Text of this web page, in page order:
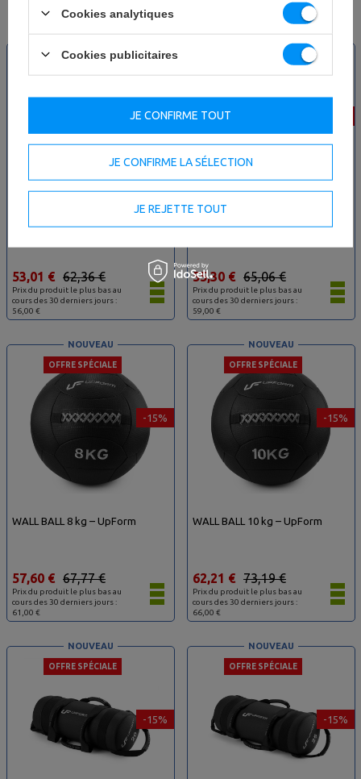
-15%
OFFRE SPÉCIALE
Prix du produit le plus bas au
cours des 30 derniers jours :
56,00 €
62,36 €
53,01 €
OFFRE SPÉCIALE
NOUVEAU
Prix du produit le plus bas au
cours des 30 derniers jours :
59,00 €
65,06 €
55,30 €
-15%
OFFRE SPÉCIALE
NOUVEAU
WALL BALL 8 kg – UpForm
Prix du produit le plus bas au
cours des 30 derniers jours :
61,00 €
67,77 €
57,60 €
-15%
OFFRE SPÉCIALE
NOUVEAU
WALL BALL 10 kg – UpForm
Prix du produit le plus bas au
cours des 30 derniers jours :
66,00 €
73,19 €
62,21 €
-15%
OFFRE SPÉCIALE
NOUVEAU
-15%
OFFRE SPÉCIALE
NOUVEAU
Cookies analytiques
Cookies publicitaires
JE CONFIRME LA SÉLECTION
JE REJETTE TOUT
JE CONFIRME TOUT